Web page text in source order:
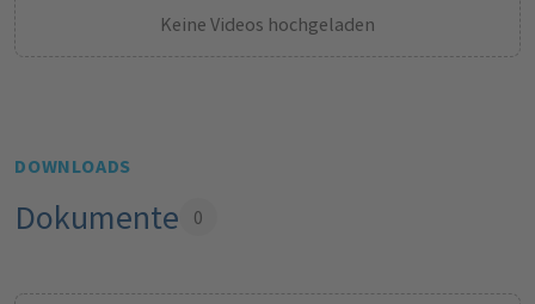
Keine Videos hochgeladen
DOWNLOADS
Dokumente 0